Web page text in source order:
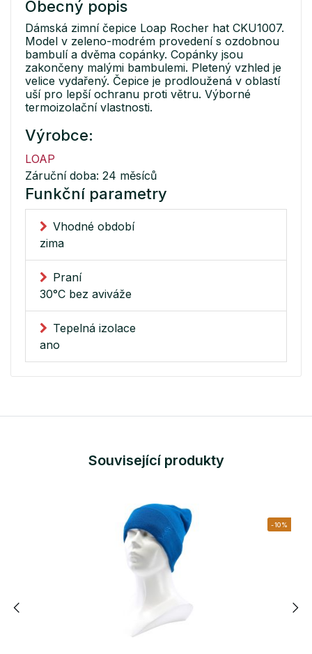
Obecný popis
Dámská zimní čepice Loap Rocher hat CKU1007.
Model v zeleno-modrém provedení s ozdobnou
bambulí a dvěma copánky. Copánky jsou
zakončeny malými bambulemi. Pletený vzhled je
velice vydařený. Čepice je prodloužená v oblastí
uší pro lepší ochranu proti větru. Výborné
termoizolační vlastnosti.
Výrobce:
LOAP
Záruční doba: 24 měsíců
Funkční parametry
Vhodné období
zima
Praní
30°C bez aviváže
Tepelná izolace
ano
Související produkty
-10%